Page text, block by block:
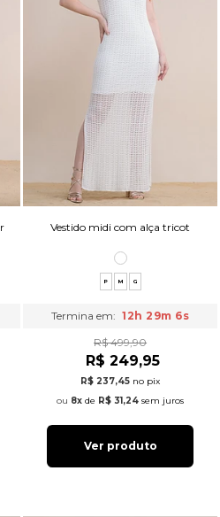
Vestido midi com alça tricot
P M G
Termina em: 12h 29m 5s
R$ 499,90
R$ 249,95
R$ 237,45 no pix
8x de R$ 31,24 sem juros
Ver produto